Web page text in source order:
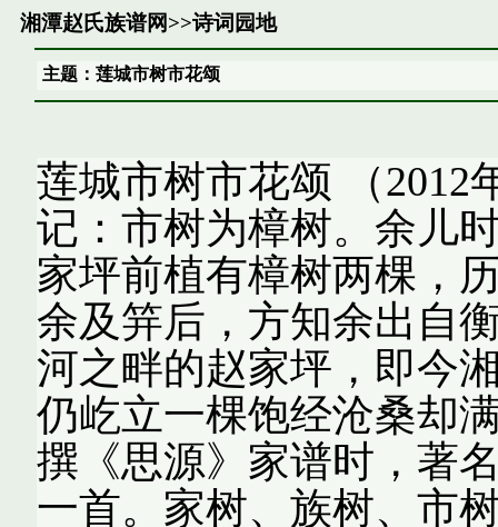
湘潭赵氏族谱网>>诗词园地
主题：莲城市树市花颂
莲城市树市花颂 （2012
记：市树为樟树。余儿
家坪前植有樟树两棵，
余及笄后，方知余出自
河之畔的赵家坪，即今
仍屹立一棵饱经沧桑却
撰《思源》家谱时，著
一首。家树、族树、市